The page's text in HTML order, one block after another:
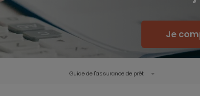
Je
Guide de l'assurance de prêt